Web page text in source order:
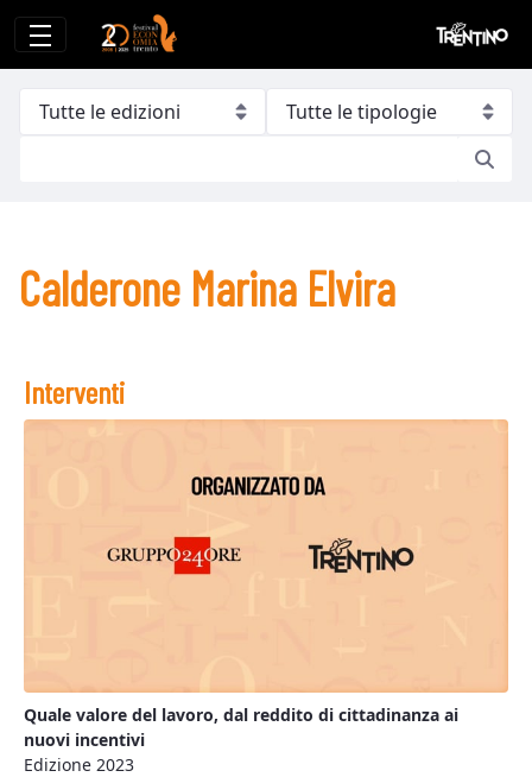
Calderone Marina Elvira
Calderone Marina Elvira
Interventi
Quale valore del lavoro, dal reddito di cittadinanza ai
nuovi incentivi
Edizione 2023